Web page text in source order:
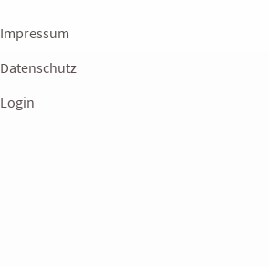
Impressum
Datenschutz
Login